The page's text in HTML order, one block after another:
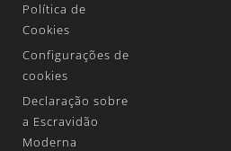
Política de
Cookies
Configurações de
cookies
Declaração sobre
a Escravidão
Moderna